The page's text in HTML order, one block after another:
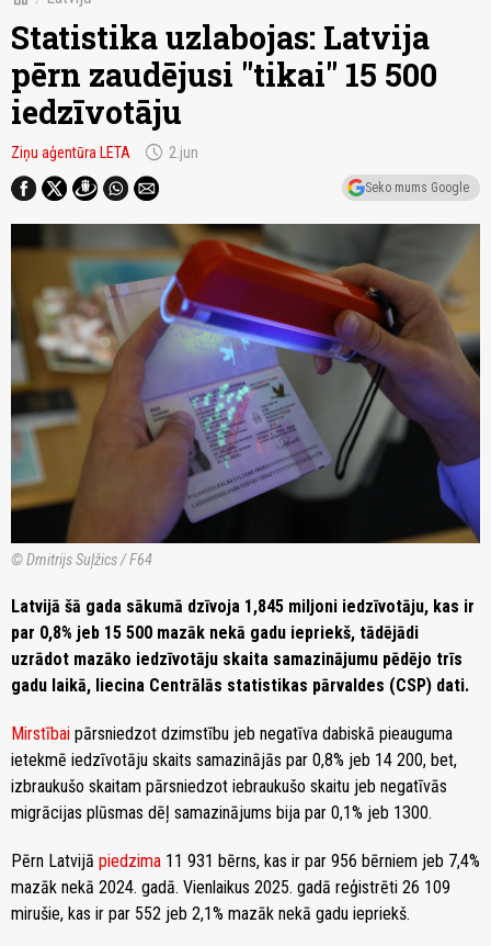
Statistika uzlabojas: Latvija
pērn zaudējusi "tikai" 15 500
iedzīvotāju
Ziņu aģentūra LETA schedule 2.jun
Seko mums Google
© Dmitrijs Suļžics / F64
Latvijā šā gada sākumā dzīvoja 1,845 miljoni iedzīvotāju, kas ir
par 0,8% jeb 15 500 mazāk nekā gadu iepriekš, tādējādi
uzrādot mazāko iedzīvotāju skaita samazinājumu pēdējo trīs
gadu laikā, liecina Centrālās statistikas pārvaldes (CSP) dati.
Mirstībai pārsniedzot dzimstību jeb negatīva dabiskā pieauguma
ietekmē iedzīvotāju skaits samazinājās par 0,8% jeb 14 200, bet,
izbraukušo skaitam pārsniedzot iebraukušo skaitu jeb negatīvās
migrācijas plūsmas dēļ samazinājums bija par 0,1% jeb 1300.
Pērn Latvijā piedzima 11 931 bērns, kas ir par 956 bērniem jeb 7,4%
mazāk nekā 2024. gadā. Vienlaikus 2025. gadā reģistrēti 26 109
mirušie, kas ir par 552 jeb 2,1% mazāk nekā gadu iepriekš.